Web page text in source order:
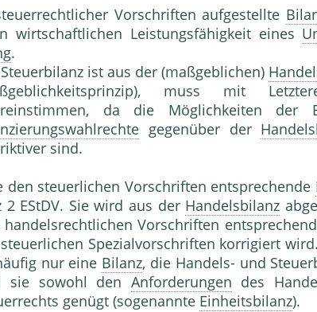
Vorschriften aufgestellte
wirtschaftlichen Leistungsfähigkeit eines
.
ist aus der (maßgeblichen)
muss mit
da die Möglichkeiten der
gegenüber der
sind.
den steuerlichen Vorschriften entsprechende
2 EStDV. Sie wird aus der Handelsbilanz
handelsrechtlichen Vorschriften
Spezialvorschriften korrigiert
nur eine Bilanz, die Handels- und
sie sowohl den Anforderungen des
genügt (sogenannte Einheitsbilanz).